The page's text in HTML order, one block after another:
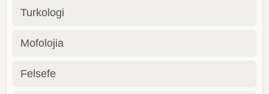
Turkologi
Mofolojia
Felsefe